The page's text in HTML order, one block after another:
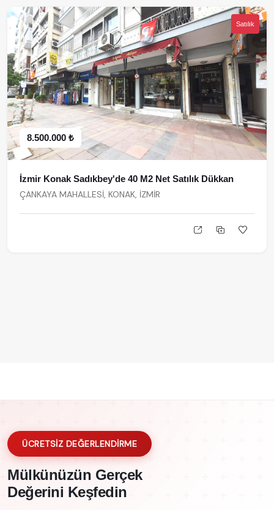
Satılık
8.500.000 ₺
İzmir Konak Sadıkbey'de 40 M2 Net Satılık Dükkan
ÇANKAYA MAHALLESİ, KONAK, İZMİR
ÜCRETSİZ DEĞERLENDİRME
Mülkünüzün Gerçek
Değerini Keşfedin